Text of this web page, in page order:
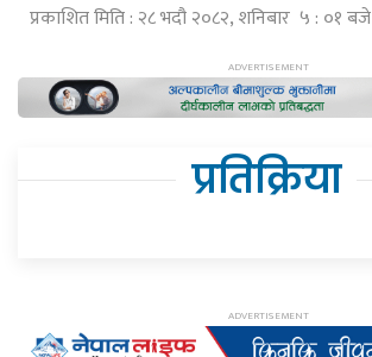
प्रकाशित मिति : २८ भदौ २०८२, शनिबार ५ : ०१ बजे
प्रतिक्रिया